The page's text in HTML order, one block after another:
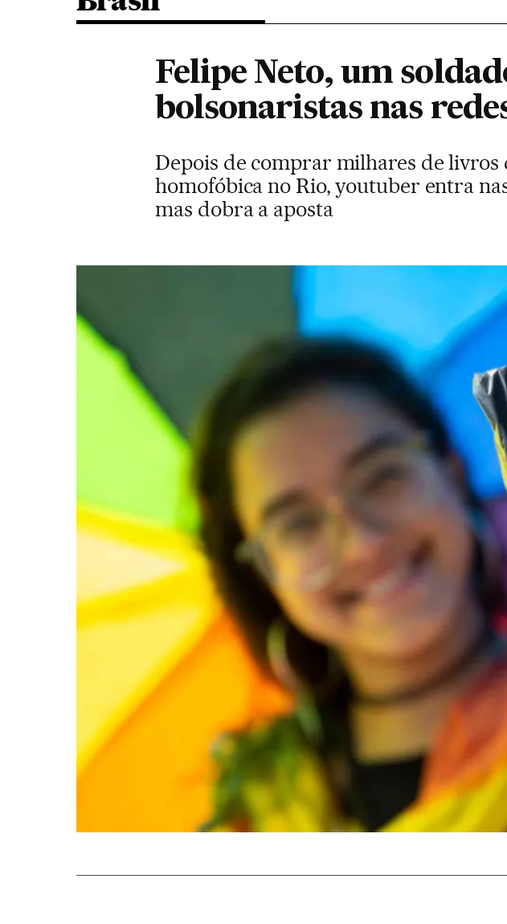
Felipe Neto, um
bolsonaristas nas
Depois de comprar milhares de livros
homofóbica no Rio, youtuber entra
mas dobra a aposta